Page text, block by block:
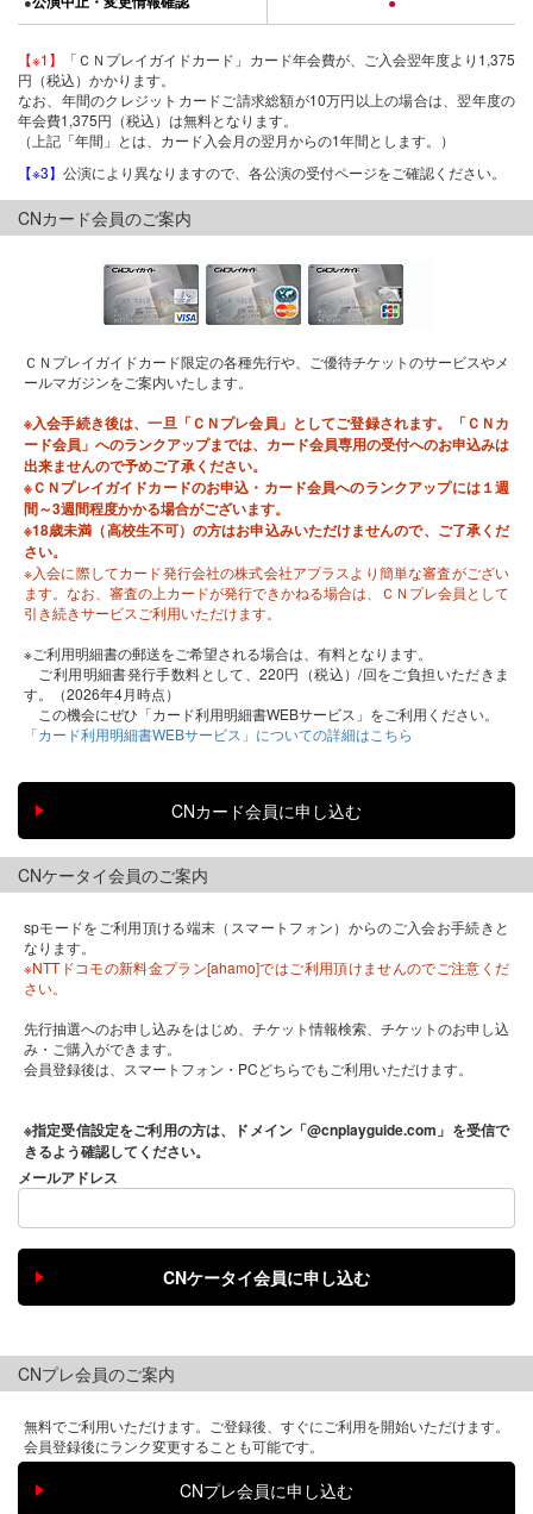
【※1】
「ＣＮプレイガイドカード」カード年会費が、ご入会翌年度より1,375
円（税込）かかります。
なお、年間のクレジットカードご請求総額が10万円以上の場合は、翌年度の
年会費1,375円（税込）は無料となります。
（上記「年間」とは、カード入会月の翌月からの1年間とします。）
【※3】 公演により異なりますので、各公演の受付ページをご確認ください。
CNカード会員のご案内
ＣＮプレイガイドカード限定の各種先行や、ご優待チケットのサービスやメ
ールマガジンをご案内いたします。
※入会手続き後は、一旦「ＣＮプレ会員」としてご登録されます。「ＣＮカ
ード会員」へのランクアップまでは、カード会員専用の受付へのお申込みは
出来ませんので予めご了承ください。
※ＣＮプレイガイドカードのお申込・カード会員へのランクアップには１週
間～3週間程度かかる場合がございます。
※18歳未満（高校生不可）の方はお申込みいただけませんので、ご了承くだ
さい。
※入会に際してカード発行会社の株式会社アプラスより簡単な審査がござい
ます。なお、審査の上カードが発行できかねる場合は、ＣＮプレ会員として
引き続きサービスご利用いただけます。
※ご利用明細書の郵送をご希望される場合は、有料となります。
ご利用明細書発行手数料として、220円（税込）/回をご負担いただきま
す。（2026年4月時点）
この機会にぜひ「カード利用明細書WEBサービス」をご利用ください。
「カード利用明細書WEBサービス」についての詳細はこちら
CNケータイ会員のご案内
spモードをご利用頂ける端末（スマートフォン）からのご入会お手続きと
なります。
※NTTドコモの新料金プラン[ahamo]ではご利用頂けませんのでご注意くだ
さい。
先行抽選へのお申し込みをはじめ、チケット情報検索、チケットのお申し込
み・ご購入ができます。
会員登録後は、スマートフォン・PCどちらでもご利用いただけます。
※指定受信設定をご利用の方は、ドメイン「@cnplayguide.com」を受信で
きるよう確認してください。
メールアドレス
CNプレ会員のご案内
無料でご利用いただけます。ご登録後、すぐにご利用を開始いただけます。
会員登録後にランク変更することも可能です。